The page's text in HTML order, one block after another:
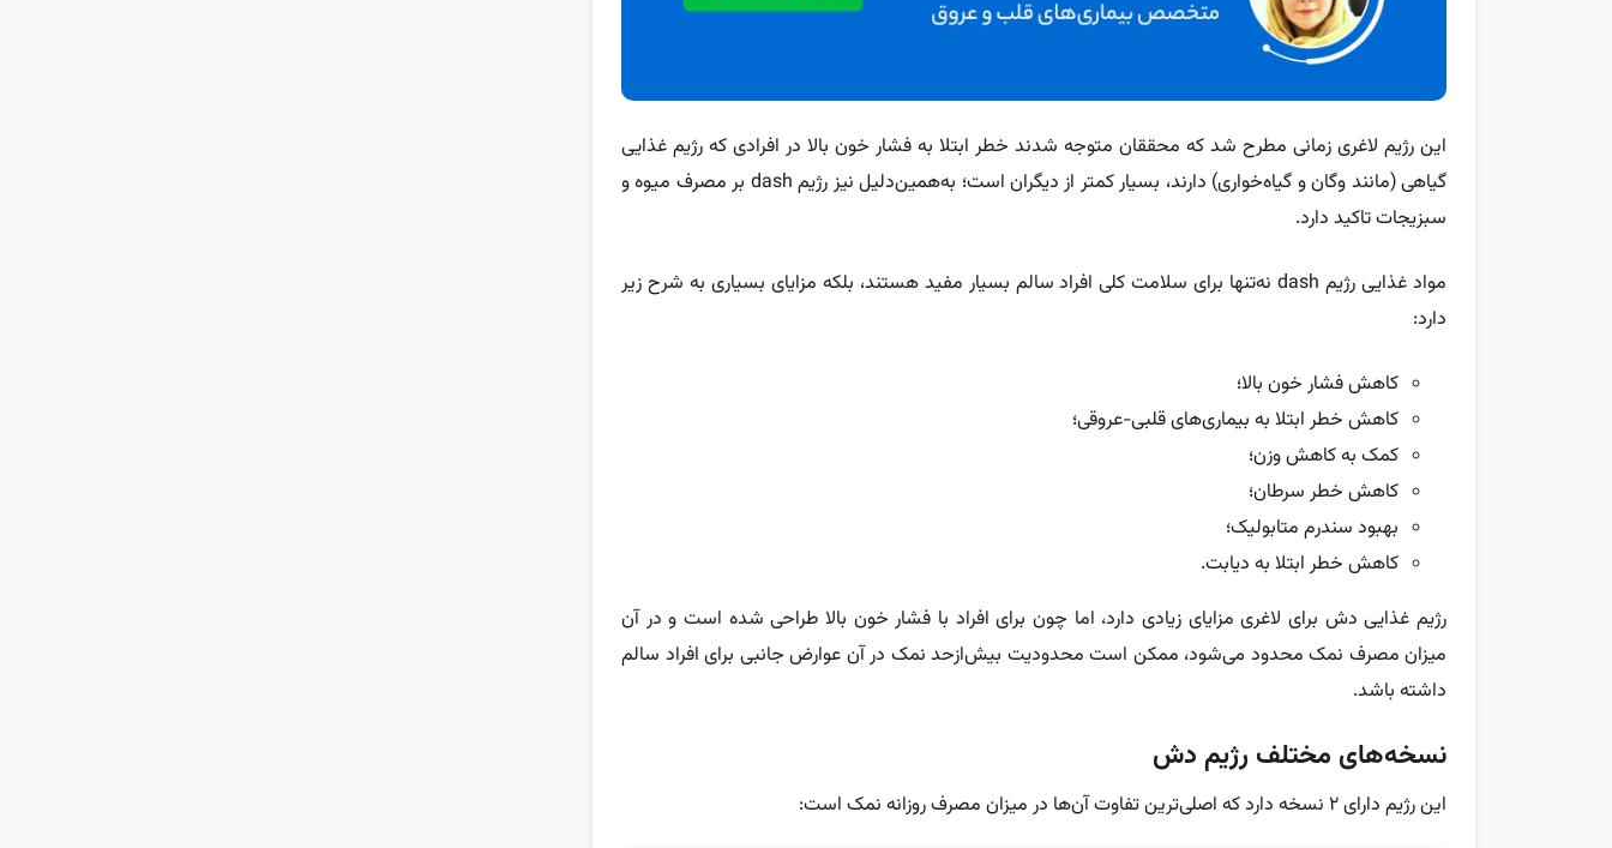
این رژیم لاغری زمانی مطرح شد که محققان متوجه شدند خطر ابتلا به فشار خون بالا در افرادی که رژیم غذایی
گیاهی (مانند وگان و گیاه‌خواری) دارند، بسیار کمتر از دیگران است؛ به‌همین‌دلیل نیز رژیم dash بر مصرف میوه و
سبزیجات تاکید دارد.
مواد غذایی رژیم dash نه‌تنها برای سلامت کلی افراد سالم بسیار مفید هستند، بلکه مزایای بسیاری به شرح زیر
دارد:
کاهش فشار خون بالا؛
کاهش خطر ابتلا به بیماری‌های قلبی-عروقی؛
کمک به کاهش وزن؛
کاهش خطر سرطان؛
بهبود سندرم متابولیک؛
کاهش خطر ابتلا به دیابت.
رژیم غذایی دش برای لاغری مزایای زیادی دارد، اما چون برای افراد با فشار خون بالا طراحی شده است و در آن
میزان مصرف نمک محدود می‌شود، ممکن است محدودیت بیش‌ازحد نمک در آن عوارض جانبی برای افراد سالم
داشته باشد.
نسخه‌های مختلف رژیم دش
این رژیم دارای ۲ نسخه دارد که اصلی‌ترین تفاوت آن‌ها در میزان مصرف روزانه نمک است: